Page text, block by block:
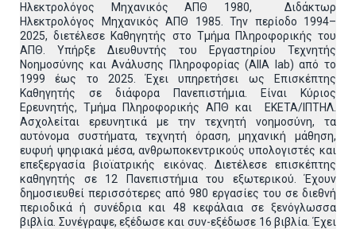
Ηλεκτρολόγος Μηχανικός ΑΠΘ 1980, Διδάκτωρ
Ηλεκτρολόγος Μηχανικός ΑΠΘ 1985. Την περίοδο 1994–
2025, διετέλεσε Καθηγητής στο Τμήμα Πληροφορικής του
ΑΠΘ. Υπήρξε Διευθυντής του Εργαστηρίου Τεχνητής
Νοημοσύνης και Ανάλυσης Πληροφορίας (AIIA lab) από το
1999 έως το 2025. Έχει υπηρετήσει ως Επισκέπτης
Καθηγητής σε διάφορα Πανεπιστήμια. Είναι Κύριος
Ερευνητής, Τμήμα Πληροφορικής ΑΠΘ και ΕΚΕΤΑ/ΙΠΤΗΛ.
Ασχολείται ερευνητικά με την τεχνητή νοημοσύνη, τα
αυτόνομα συστήματα, τεχνητή όραση, μηχανική μάθηση,
ευφυή ψηφιακά μέσα, ανθρωποκεντρικούς υπολογιστές και
επεξεργασία βιοϊατρικής εικόνας. Διετέλεσε επισκέπτης
καθηγητής σε 12 Πανεπιστήμια του εξωτερικού. Έχουν
δημοσιευθεί περισσότερες από 980 εργασίες του σε διεθνή
περιοδικά ή συνέδρια και 48 κεφάλαια σε ξενόγλωσσα
βιβλία. Συνέγραψε, εξέδωσε και συν-εξέδωσε 16 βιβλία. Έχει